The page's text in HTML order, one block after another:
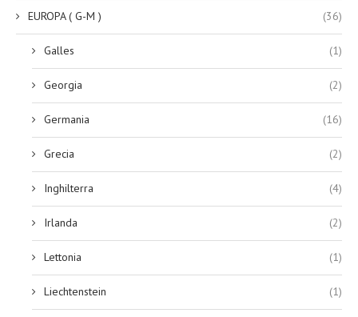
EUROPA ( G-M ) (36)
Galles (1)
Georgia (2)
Germania (16)
Grecia (2)
Inghilterra (4)
Irlanda (2)
Lettonia (1)
Liechtenstein (1)